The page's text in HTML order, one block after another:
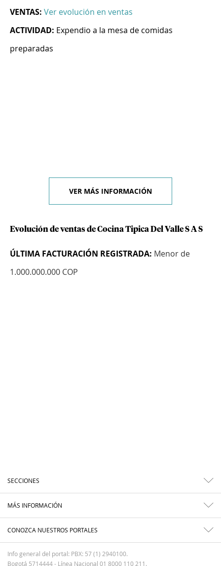
VENTAS: Ver evolución en ventas
ACTIVIDAD: Expendio a la mesa de comidas
preparadas
VER MÁS INFORMACIÓN
Evolución de ventas de Cocina Tipica Del Valle S A S
ÚLTIMA FACTURACIÓN REGISTRADA: Menor de
1.000.000.000 COP
SECCIONES
MÁS INFORMACIÓN
CONOZCA NUESTROS PORTALES
Info general del portal: PBX: 57 (1) 2940100.
Bogotá 5714444 - Línea Nacional 01 8000 110 211.